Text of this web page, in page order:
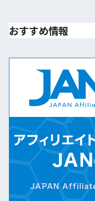
おすすめ情報